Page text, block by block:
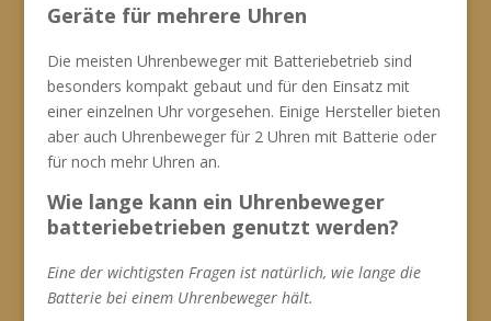
Geräte für mehrere Uhren
Die meisten Uhrenbeweger mit Batteriebetrieb sind
besonders kompakt gebaut und für den Einsatz mit
einer einzelnen Uhr vorgesehen. Einige Hersteller bieten
aber auch Uhrenbeweger für 2 Uhren mit Batterie oder
für noch mehr Uhren an.
Wie lange kann ein Uhrenbeweger
batteriebetrieben genutzt werden?
Eine der wichtigsten Fragen ist natürlich, wie lange die
Batterie bei einem Uhrenbeweger hält.